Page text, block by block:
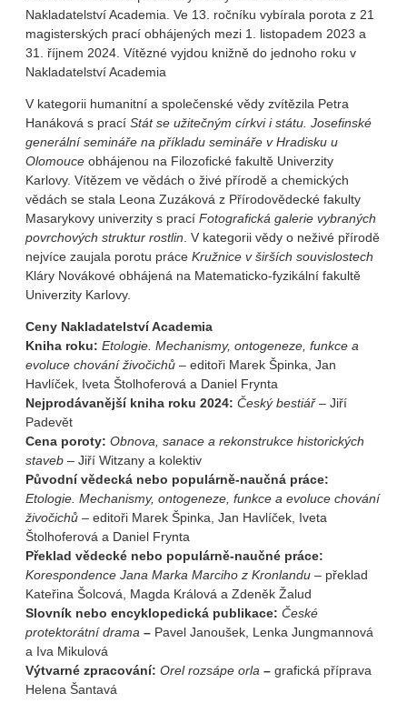
Nakladatelství Academia. Ve 13. ročníku vybírala porota z 21
magisterských prací obhájených mezi 1. listopadem 2023 a
31. říjnem 2024. Vítězné vyjdou knižně do jednoho roku v
Nakladatelství Academia
V kategorii humanitní a společenské vědy zvítězila Petra
Hanáková s prací Stát se užitečným církvi i státu. Josefinské
generální semináře na příkladu semináře v Hradisku u
Olomouce obhájenou na Filozofické fakultě Univerzity
Karlovy. Vítězem ve vědách o živé přírodě a chemických
vědách se stala Leona Zuzáková z Přírodovědecké fakulty
Masarykovy univerzity s prací Fotografická galerie vybraných
povrchových struktur rostlin . V kategorii vědy o neživé přírodě
nejvíce zaujala porotu práce Kružnice v širších souvislostech
Kláry Novákové obhájená na Matematicko-fyzikální fakultě
Univerzity Karlovy.
Ceny Nakladatelství Academia
Kniha roku: Etologie. Mechanismy, ontogeneze, funkce a
evoluce chování živočichů – editoři Marek Špinka, Jan
Havlíček, Iveta Štolhoferová a Daniel Frynta
Nejprodávanější kniha roku 2024: Český bestiář– Jiří
Padevět
Cena poroty: Obnova, sanace a rekonstrukce historických
staveb – Jiří Witzany a kolektiv
Původní vědecká nebo populárně-naučná práce:
Etologie. Mechanismy, ontogeneze, funkce a evoluce chování
živočichů – editoři Marek Špinka, Jan Havlíček, Iveta
Štolhoferová a Daniel Frynta
Překlad vědecké nebo populárně-naučné práce:
Korespondence Jana Marka Marciho z Kronlandu – překlad
Kateřina Šolcová, Magda Králová a Zdeněk Žalud
Slovník nebo encyklopedická publikace: České
protektorátní drama – Pavel Janoušek, Lenka Jungmannová
a Iva Mikulová
Výtvarné zpracování: Orel rozsápe orla – grafická příprava
Helena Šantavá